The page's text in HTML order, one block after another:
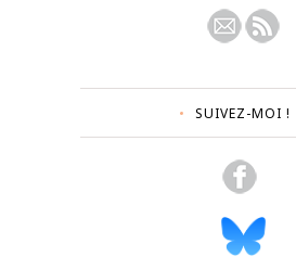
SUIVEZ-MOI !